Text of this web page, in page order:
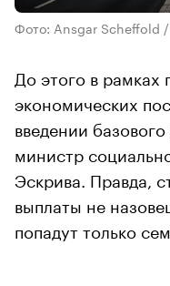
Фото: Ansgar Scheffold
До этого в
экономических
введении
министр
Эскрива. Правда,
выплаты не
попадут только